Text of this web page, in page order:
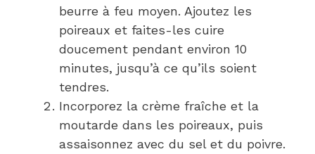
beurre à feu moyen. Ajoutez les
poireaux et faites-les cuire
doucement pendant environ 10
minutes, jusqu’à ce qu’ils soient
tendres.
Incorporez la crème fraîche et la
moutarde dans les poireaux, puis
assaisonnez avec du sel et du poivre.